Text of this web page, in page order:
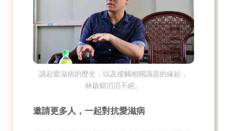
講起愛滋病的歷史，以及接觸相關議題的緣起，
林啟銘滔滔不絕。
邀請更多人，一起對抗愛滋病